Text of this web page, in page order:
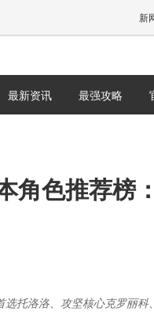
新
最新资讯 最强攻略
角色推荐榜
选托洛洛、攻坚核心克罗丽